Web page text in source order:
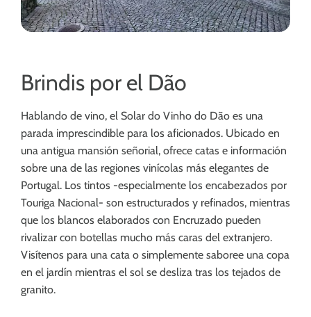
Brindis por el Dão
Hablando de vino, el Solar do Vinho do Dão es una
parada imprescindible para los aficionados. Ubicado en
una antigua mansión señorial, ofrece catas e información
sobre una de las regiones vinícolas más elegantes de
Portugal. Los tintos -especialmente los encabezados por
Touriga Nacional- son estructurados y refinados, mientras
que los blancos elaborados con Encruzado pueden
rivalizar con botellas mucho más caras del extranjero.
Visítenos para una cata o simplemente saboree una copa
en el jardín mientras el sol se desliza tras los tejados de
granito.